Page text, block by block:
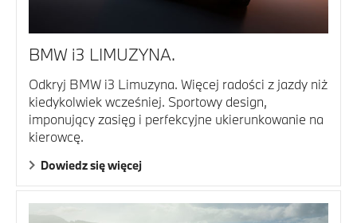
BMW i3 LIMUZYNA.
Odkryj BMW i3 Limuzyna. Więcej radości z jazdy niż
kiedykolwiek wcześniej. Sportowy design,
imponujący zasięg i perfekcyjne ukierunkowanie na
kierowcę.
Dowiedz się więcej